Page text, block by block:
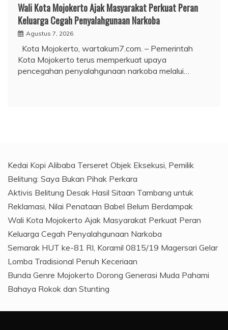
Wali Kota Mojokerto Ajak Masyarakat Perkuat Peran
Keluarga Cegah Penyalahgunaan Narkoba
Agustus 7, 2026
Kota Mojokerto, wartakum7.com. – Pemerintah
Kota Mojokerto terus memperkuat upaya
pencegahan penyalahgunaan narkoba melalui…
Kedai Kopi Alibaba Terseret Objek Eksekusi, Pemilik
Belitung: Saya Bukan Pihak Perkara
Aktivis Belitung Desak Hasil Sitaan Tambang untuk
Reklamasi, Nilai Penataan Babel Belum Berdampak
Wali Kota Mojokerto Ajak Masyarakat Perkuat Peran
Keluarga Cegah Penyalahgunaan Narkoba
Semarak HUT ke-81 RI, Koramil 0815/19 Magersari Gelar
Lomba Tradisional Penuh Keceriaan
Bunda Genre Mojokerto Dorong Generasi Muda Pahami
Bahaya Rokok dan Stunting